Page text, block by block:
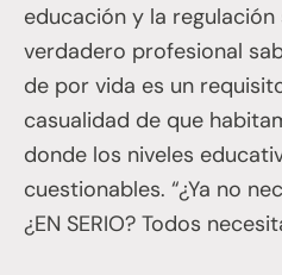
educación y la regulación
verdadero profesional
de por vida es un
casualidad de que
donde los niveles
cuestionables. “¿Ya no
¿EN SERIO? Todos